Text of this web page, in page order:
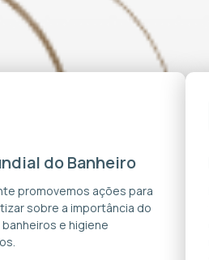
do Banheiro
promovemos ações para
sobre a importância do
e higiene